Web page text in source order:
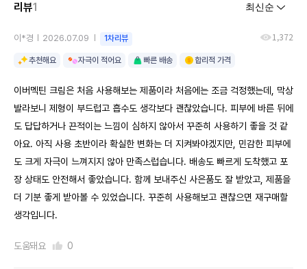
리뷰1
이*경 2026.07.09 1차리뷰 1,372
추천해요 자극이 적어요 빠른 배송 합리적 가격
이버멕틴 크림은 처음 사용해보는 제품이라 처음에는 조금 걱정했는데, 막상
발라보니 제형이 부드럽고 흡수도 생각보다 괜찮았습니다. 피부에 바른 뒤에
도 답답하거나 끈적이는 느낌이 심하지 않아서 꾸준히 사용하기 좋을 것 같
아요. 아직 사용 초반이라 확실한 변화는 더 지켜봐야겠지만, 민감한 피부에
도 크게 자극이 느껴지지 않아 만족스럽습니다. 배송도 빠르게 도착했고 포
장 상태도 안전해서 좋았습니다. 함께 보내주신 사은품도 잘 받았고, 제품을
더 기분 좋게 받아볼 수 있었습니다. 꾸준히 사용해보고 괜찮으면 재구매할
생각입니다.
도움돼요 0